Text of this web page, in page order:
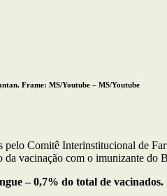
Frame: MS/Youtube – MS/Youtube
Comitê Interinstitucional de
vacinação com o imunizante do
– 0,7% do total de vacinados.